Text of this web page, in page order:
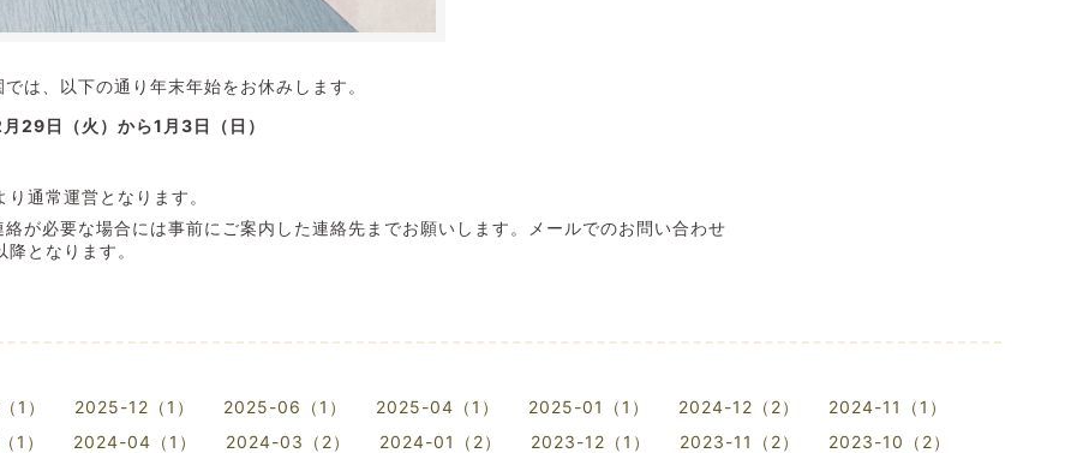
は、以下の通り年末年始をお休みします。
29日（火）から1月3日（日）
通常運営となります。
が必要な場合には事前にご案内した連絡先までお願いします。メールでのお問い合わせ
となります。
1） 2025-12（1） 2025-06（1） 2025-04（1） 2025-01（1） 2024-12（2）
2024-11（1）
1） 2024-04（1） 2024-03（2） 2024-01（2） 2023-12（1） 2023-11（2）
2023-10（2）